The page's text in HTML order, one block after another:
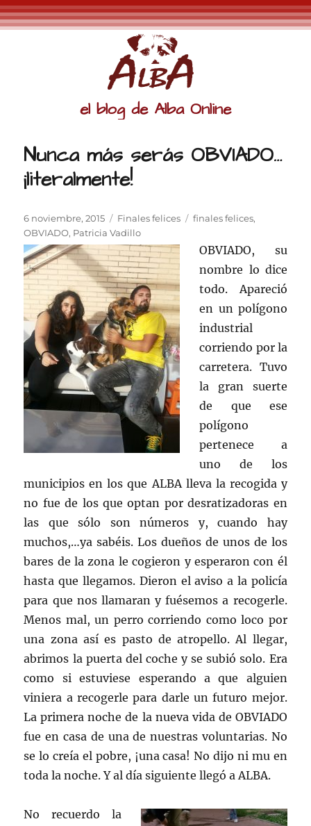
el blog de Alba Online
Nunca más serás OBVIADO…
¡literalmente!
Publicado
el
6 noviembre, 2015 Categorías
Finales felices Etiquetas
finales felices,
OBVIADO, Patricia Vadillo
OBVIADO, su
nombre lo dice
todo. Apareció
en un polígono
industrial
corriendo por la
carretera. Tuvo
la gran suerte
de que ese
polígono
pertenece a
uno de los
municipios en los que ALBA lleva la recogida y
no fue de los que optan por desratizadoras en
las que sólo son números y, cuando hay
muchos,…ya sabéis. Los dueños de unos de los
bares de la zona le cogieron y esperaron con él
hasta que llegamos. Dieron el aviso a la policía
para que nos llamaran y fuésemos a recogerle.
Menos mal, un perro corriendo como loco por
una zona así es pasto de atropello. Al llegar,
abrimos la puerta del coche y se subió solo. Era
como si estuviese esperando a que alguien
viniera a recogerle para darle un futuro mejor.
La primera noche de la nueva vida de OBVIADO
fue en casa de una de nuestras voluntarias. No
se lo creía el pobre, ¡una casa! No dijo ni mu en
toda la noche. Y al día siguiente llegó a ALBA.
No recuerdo la